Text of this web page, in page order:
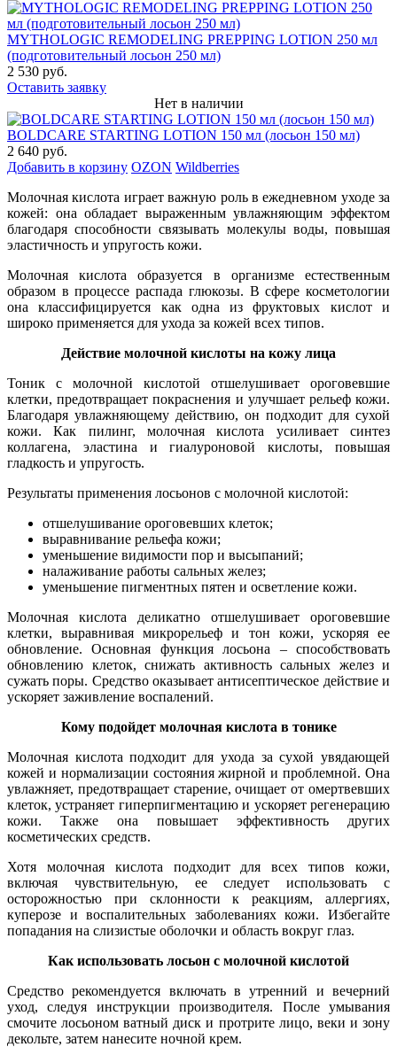
MYTHOLOGIC REMODELING PREPPING LOTION 250 мл
(подготовительный лосьон 250 мл)
2 530 руб.
Оставить заявку
Нет в наличии
BOLDCARE STARTING LOTION 150 мл (лосьон 150 мл)
2 640 руб.
Добавить в корзину OZON Wildberries
Молочная кислота играет важную роль в ежедневном уходе за
кожей: она обладает выраженным увлажняющим эффектом
благодаря способности связывать молекулы воды, повышая
эластичность и упругость кожи.
Молочная кислота образуется в организме естественным
образом в процессе распада глюкозы. В сфере косметологии
она классифицируется как одна из фруктовых кислот и
широко применяется для ухода за кожей всех типов.
Действие молочной кислоты на кожу лица
Тоник с молочной кислотой отшелушивает ороговевшие
клетки, предотвращает покраснения и улучшает рельеф кожи.
Благодаря увлажняющему действию, он подходит для сухой
кожи. Как пилинг, молочная кислота усиливает синтез
коллагена, эластина и гиалуроновой кислоты, повышая
гладкость и упругость.
Результаты применения лосьонов с молочной кислотой:
отшелушивание ороговевших клеток;
выравнивание рельефа кожи;
уменьшение видимости пор и высыпаний;
налаживание работы сальных желез;
уменьшение пигментных пятен и осветление кожи.
Молочная кислота деликатно отшелушивает ороговевшие
клетки, выравнивая микрорельеф и тон кожи, ускоряя ее
обновление. Основная функция лосьона – способствовать
обновлению клеток, снижать активность сальных желез и
сужать поры. Средство оказывает антисептическое действие и
ускоряет заживление воспалений.
Кому подойдет молочная кислота в тонике
Молочная кислота подходит для ухода за сухой увядающей
кожей и нормализации состояния жирной и проблемной. Она
увлажняет, предотвращает старение, очищает от омертвевших
клеток, устраняет гиперпигментацию и ускоряет регенерацию
кожи. Также она повышает эффективность других
косметических средств.
Хотя молочная кислота подходит для всех типов кожи,
включая чувствительную, ее следует использовать с
осторожностью при склонности к реакциям, аллергиях,
куперозе и воспалительных заболеваниях кожи. Избегайте
попадания на слизистые оболочки и область вокруг глаз.
Как использовать лосьон с молочной кислотой
Средство рекомендуется включать в утренний и вечерний
уход, следуя инструкции производителя. После умывания
смочите лосьоном ватный диск и протрите лицо, веки и зону
декольте, затем нанесите ночной крем.